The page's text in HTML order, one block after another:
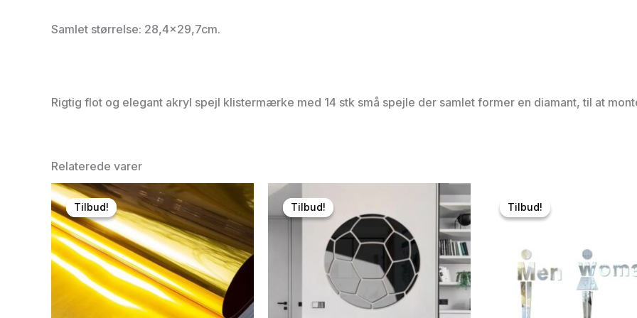
Samlet størrelse: 28,4×29,7cm.
Rigtig flot og elegant akryl spejl klistermærke med 14 stk små spejle der samlet former en diamant, til at
Relaterede varer
Tilbud!
Tilbud! Tilbud!
Tilbud! Tilbud!
Tilbud!